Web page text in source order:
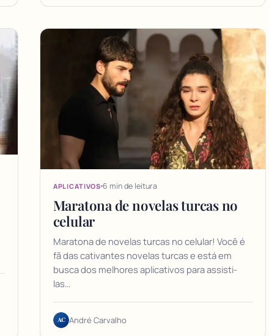
APLICATIVOS 6 min de leitura
Maratona de novelas turcas no
celular
Maratona de novelas turcas no celular! Você é
fã das cativantes novelas turcas e está em
busca dos melhores aplicativos para assisti-
las…
AC André Carvalho